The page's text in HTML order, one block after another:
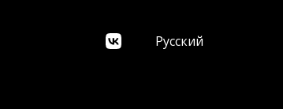
Русский